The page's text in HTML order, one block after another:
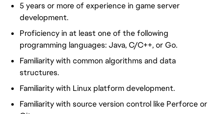
5 years or more of experience in game server
development.
Proficiency in at least one of the following
programming languages: Java, C/C++, or Go.
Familiarity with common algorithms and data
structures.
Familiarity with Linux platform development.
Familiarity with source version control like Perforce or